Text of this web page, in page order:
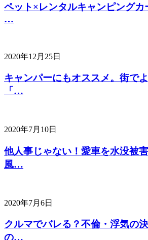
ペット×レンタルキャンピングカ
…
2020年12月25日
キャンパーにもオススメ。街で
「…
2020年7月10日
他人事じゃない！愛車を水没被
風…
2020年7月6日
クルマでバレる？不倫・浮気の
の…